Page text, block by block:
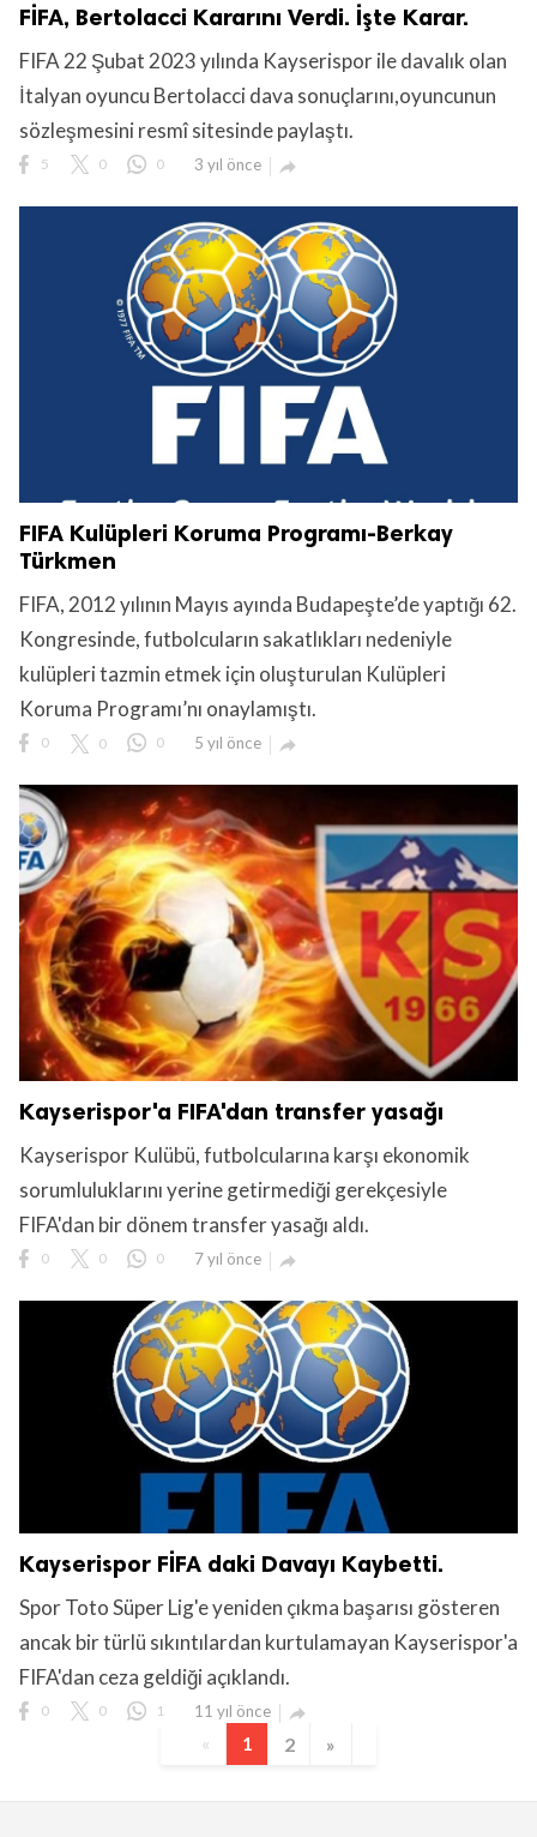
FİFA, Bertolacci Kararını Verdi. İşte Karar.
FIFA 22 Şubat 2023 yılında Kayserispor ile davalık olan
İtalyan oyuncu Bertolacci dava sonuçlarını,oyuncunun
sözleşmesini resmî sitesinde paylaştı.
5 0 0 3 yıl önce 
FIFA Kulüpleri Koruma Programı-Berkay
Türkmen
FIFA, 2012 yılının Mayıs ayında Budapeşte’de yaptığı 62.
Kongresinde, futbolcuların sakatlıkları nedeniyle
kulüpleri tazmin etmek için oluşturulan Kulüpleri
Koruma Programı’nı onaylamıştı.
0 0 0 5 yıl önce 
Kayserispor'a FIFA'dan transfer yasağı
Kayserispor Kulübü, futbolcularına karşı ekonomik
sorumluluklarını yerine getirmediği gerekçesiyle
FIFA'dan bir dönem transfer yasağı aldı.
0 0 0 7 yıl önce 
Kayserispor FİFA daki Davayı Kaybetti.
Spor Toto Süper Lig'e yeniden çıkma başarısı gösteren
ancak bir türlü sıkıntılardan kurtulamayan Kayserispor'a
FIFA'dan ceza geldiği açıklandı.
0 0 1 11 yıl önce

«
1 2 »